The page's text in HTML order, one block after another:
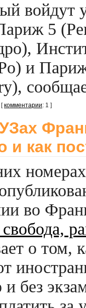
войдут
5
и
[комментарии: 1 ]
и как
во
о том,
и без